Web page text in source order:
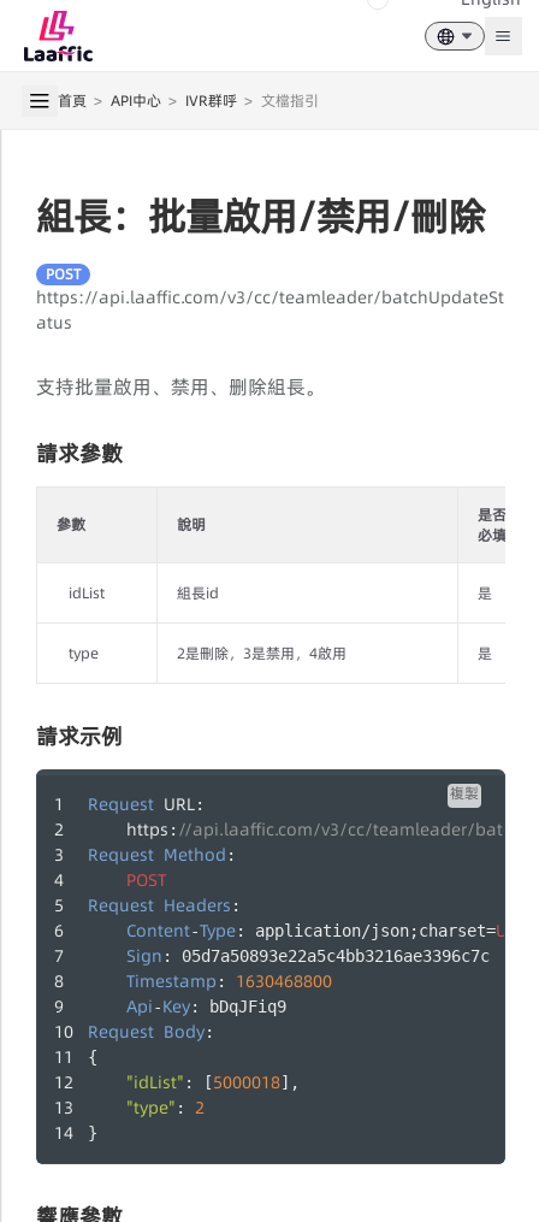
首頁 > API中心 > IVR群呼 > 文檔指引
組長：批量啟用/禁用/刪除
POST
https://api.laaffic.com/v3/cc/teamleader/batchUpdateSt
atus
支持批量啟用、禁用、删除組長。
請求參數
參數 說明
是否
必填
idList 組長id 是
type 2是刪除，3是禁用，4啟用 是
請求示例
複製
Request URL:
https : //api.laaffic.com/v3/cc/teamleader/
Request Method :
POST
Request Headers :
Content-Type: application/json;charset=UTF
Sign : 05d7a50893e22a5c4bb3216ae3396c7c
Timestamp : 1630468800
Api-Key: bDqJFiq9
Request Body:
{
"idList" : [5000018],
"type" : 2
}